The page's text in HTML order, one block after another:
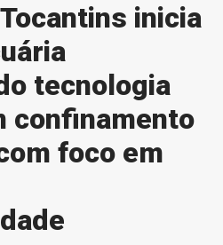
inicia
tecnologia
confinamento
foco em